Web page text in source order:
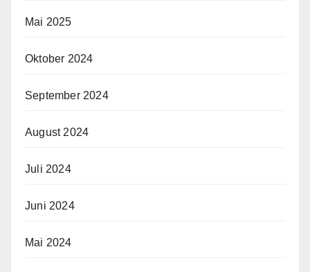
Mai 2025
Oktober 2024
September 2024
August 2024
Juli 2024
Juni 2024
Mai 2024